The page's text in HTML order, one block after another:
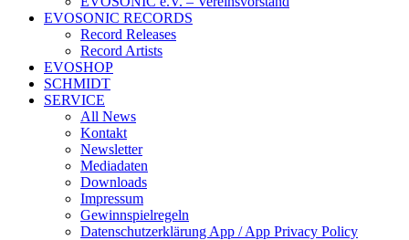
EVOSONIC RECORDS
Record Releases
Record Artists
EVOSHOP
SCHMIDT
SERVICE
All News
Kontakt
Newsletter
Mediadaten
Downloads
Impressum
Gewinnspielregeln
Datenschutzerklärung App / App Privacy Policy